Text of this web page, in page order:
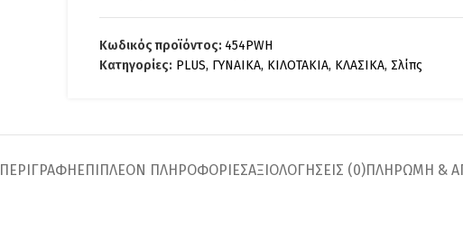
Κωδικός προϊόντος: 454PWH
Κατηγορίες: PLUS, ΓΥΝΑΙΚΑ, ΚΙΛΟΤΑΚΙΑ, ΚΛΑΣΙΚΑ, Σλίπς
ΠΕΡΙΓΡΑΦΉΕΠΙΠΛΈΟΝ ΠΛΗΡΟΦΟΡΊΕΣΑΞΙΟΛΟΓΉΣΕΙΣ (0)ΠΛΗΡΩΜΗ &